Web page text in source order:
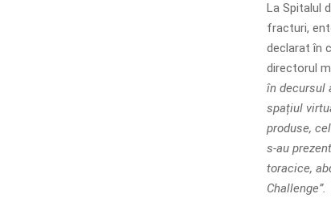
La Spitalul
fracturi,
declarat în
directorul
în decursul
spațiul
produse,
s-au
toracice,